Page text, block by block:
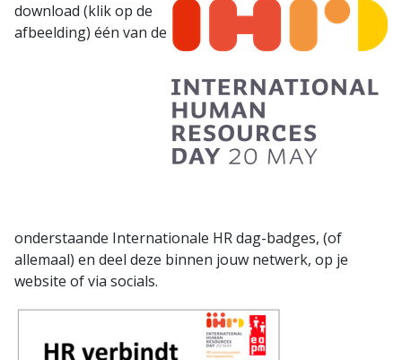
download (klik op de
afbeelding) één van de
onderstaande Internationale HR dag-badges, (of
allemaal) en deel deze binnen jouw netwerk, op je
website of via socials.